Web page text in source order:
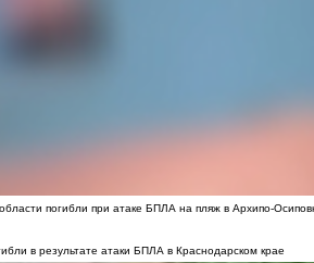
погибли при атаке БПЛА на пляж в Архипо-
в результате атаки БПЛА в Краснодарском крае